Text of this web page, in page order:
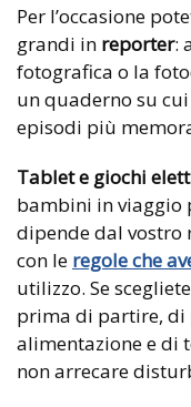
Per l’occasione
grandi in reporter:
fotografica o la
un quaderno su
episodi più
Tablet e giochi
bambini in viaggio
dipende dal vostro
con le regole che
utilizzo. Se
prima di partire, di
alimentazione e di
non arrecare